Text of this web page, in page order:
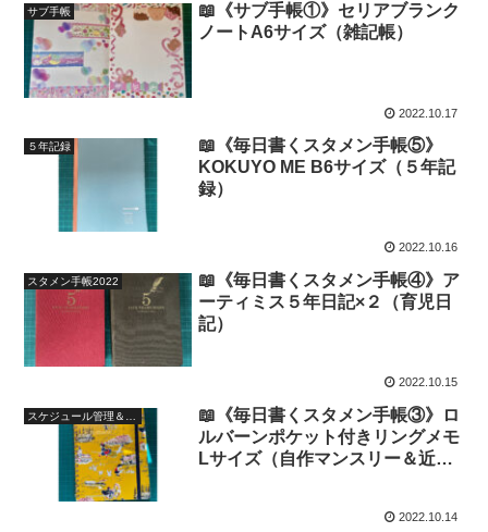
サブ手帳
📖《サブ手帳①》セリアブランク
ノートA6サイズ（雑記帳）
2022.10.17
５年記録
📖《毎日書くスタメン手帳⑤》
KOKUYO ME B6サイズ（５年記
録）
2022.10.16
スタメン手帳2022
📖《毎日書くスタメン手帳④》ア
ーティミス５年日記×２（育児日
記）
2022.10.15
📖《毎日書くスタメン手帳③》ロ
ルバーンポケット付きリングメモ
Lサイズ（自作マンスリー＆近況
2022.10.14